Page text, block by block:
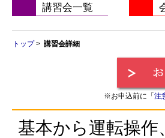
講習会一覧
トップ> 講習会詳細
※お申込前に「 注
基本から運転操